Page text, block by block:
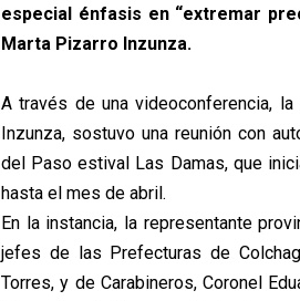
especial énfasis en “extremar
Marta Pizarro Inzunza.
A través de una videoconferencia,
Inzunza, sostuvo una reunión con
del Paso estival Las Damas, que
hasta el mes de abril.
En la instancia, la representante
jefes de las Prefecturas de
Torres, y de Carabineros, Coronel